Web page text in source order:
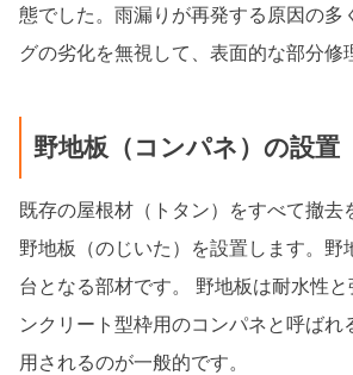
態でした。雨漏りが再発する原因の多
グの劣化を無視して、表面的な部分修
野地板（コンパネ）の設置
既存の屋根材（トタン）をすべて撤去
野地板（のじいた）を設置します。野
台となる部材です。 野地板は耐水性
ンクリート型枠用のコンパネと呼ばれ
用されるのが一般的です。